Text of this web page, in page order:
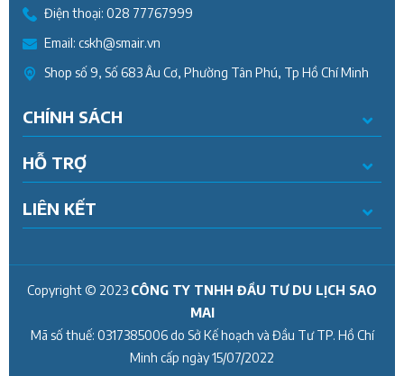
Điện thoại: 028 77767999
Email: cskh@smair.vn
Shop số 9, Số 683 Âu Cơ, Phường Tân Phú, Tp Hồ Chí Minh
CHÍNH SÁCH
HỖ TRỢ
LIÊN KẾT
Copyright © 2023 CÔNG TY TNHH ĐẦU TƯ DU LỊCH SAO
MAI
Mã số thuế: 0317385006do Sở Kế hoạch và Đầu Tư TP. Hồ Chí
Minh cấp ngày15/07/2022